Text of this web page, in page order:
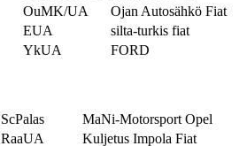
OuMK/UA
Ojan Autosähkö Fiat
EUA
silta-turkis fiat
YkUA
FORD
ScPalas
MaNi-Motorsport Opel
RaaUA
Kuljetus Impola Fiat